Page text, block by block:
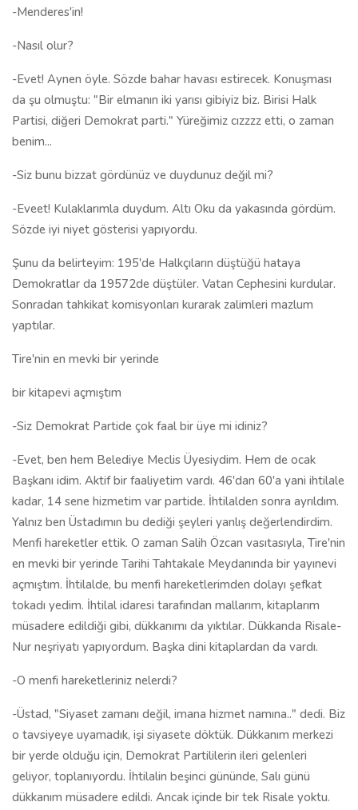
-Menderes'in!
-Nasıl olur?
-Evet! Aynen öyle. Sözde bahar havası estirecek. Konuşması
da şu olmuştu: "Bir elmanın iki yarısı gibiyiz biz. Birisi Halk
Partisi, diğeri Demokrat parti." Yüreğimiz cızzzz etti, o zaman
benim...
-Siz bunu bizzat gördünüz ve duydunuz değil mi?
-Eveet! Kulaklarımla duydum. Altı Oku da yakasında gördüm.
Sözde iyi niyet gösterisi yapıyordu.
Şunu da belirteyim: 195'de Halkçıların düştüğü hataya
Demokratlar da 19572de düştüler. Vatan Cephesini kurdular.
Sonradan tahkikat komisyonları kurarak zalimleri mazlum
yaptılar.
Tire'nin en mevki bir yerinde
bir kitapevi açmıştım
-Siz Demokrat Partide çok faal bir üye mi idiniz?
-Evet, ben hem Belediye Meclis Üyesiydim. Hem de ocak
Başkanı idim. Aktif bir faaliyetim vardı. 46'dan 60'a yani ihtilale
kadar, 14 sene hizmetim var partide. İhtilalden sonra ayrıldım.
Yalnız ben Üstadımın bu dediği şeyleri yanlış değerlendirdim.
Menfi hareketler ettik. O zaman Salih Özcan vasıtasıyla, Tire'nin
en mevki bir yerinde Tarihi Tahtakale Meydanında bir yayınevi
açmıştım. İhtilalde, bu menfi hareketlerimden dolayı şefkat
tokadı yedim. İhtilal idaresi tarafından mallarım, kitaplarım
müsadere edildiği gibi, dükkanımı da yıktılar. Dükkanda Risale-
Nur neşriyatı yapıyordum. Başka dini kitaplardan da vardı.
-O menfi hareketleriniz nelerdi?
-Üstad, "Siyaset zamanı değil, imana hizmet namına.." dedi. Biz
o tavsiyeye uyamadık, işi siyasete döktük. Dükkanım merkezi
bir yerde olduğu için, Demokrat Partililerin ileri gelenleri
geliyor, toplanıyordu. İhtilalin beşinci gününde, Salı günü
dükkanım müsadere edildi. Ancak içinde bir tek Risale yoktu.